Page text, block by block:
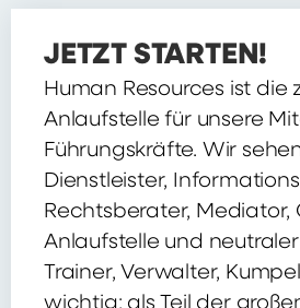
JETZT STARTEN!
Human Resources ist die
Anlaufstelle für unsere
Führungskräfte. Wir
Dienstleister,
Rechtsberater, Mediator,
Anlaufstelle und neutraler
Trainer, Verwalter,